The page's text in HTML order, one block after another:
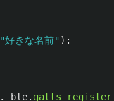
"好きな名前" ):
. _ble.